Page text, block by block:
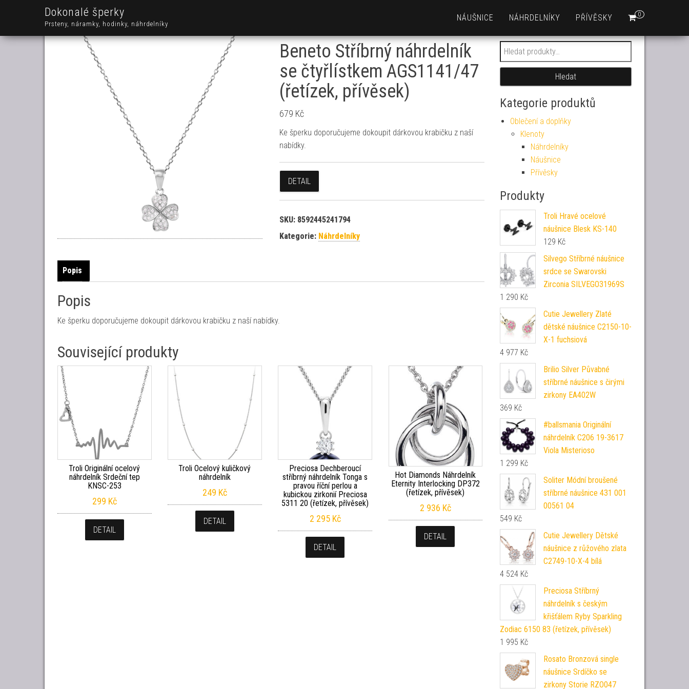
Dokonalé šperky
Prsteny, náramky, hodinky, náhrdelníky
0
NÁUŠNICE NÁHRDELNÍKY PŘÍVĚSKY
Beneto Stříbrný náhrdelník
se čtyřlístkem AGS1141/47
(řetízek, přívěsek)
679 Kč
Ke šperku doporučujeme dokoupit dárkovou krabičku z naší
nabídky.
DETAIL
SKU: 8592445241794
Kategorie: Náhrdelníky
Popis
Popis
Ke šperku doporučujeme dokoupit dárkovou krabičku z naší nabídky.
Související produkty
Troli Originální ocelový
náhrdelník Srdeční tep
KNSC-253
299 Kč
DETAIL
Troli Ocelový kuličkový
náhrdelník
249 Kč
DETAIL
Preciosa Dechberoucí
stříbrný náhrdelník Tonga s
pravou říční perlou a
kubickou zirkonií Preciosa
5311 20 (řetízek, přívěsek)
2 295 Kč
DETAIL
Hot Diamonds Náhrdelník
Eternity Interlocking DP372
(řetízek, přívěsek)
2 936 Kč
DETAIL
Hledat:
Hledat
Kategorie produktů
Oblečení a doplňky
Klenoty
Náhrdelníky
Náušnice
Přívěsky
Produkty
Troli Hravé ocelové
náušnice Blesk KS-140
129 Kč
Silvego Stříbrné náušnice
srdce se Swarovski
Zirconia SILVEGO31969S
1 290 Kč
Cutie Jewellery Zlaté
dětské náušnice C2150-10-
X-1 fuchsiová
4 977 Kč
Brilio Silver Půvabné
stříbrné náušnice s čirými
zirkony EA402W
369 Kč
#ballsmania Originální
náhrdelník C206 19-3617
Viola Misterioso
1 299 Kč
Soliter Módní broušené
stříbrné náušnice 431 001
00561 04
549 Kč
Cutie Jewellery Dětské
náušnice z růžového zlata
C2749-10-X-4 bílá
4 524 Kč
Preciosa Stříbrný
náhrdelník s českým
křišťálem Ryby Sparkling
Zodiac 6150 83 (řetízek, přívěsek)
1 995 Kč
Rosato Bronzová single
náušnice Srdíčko se
zirkony Storie RZO047